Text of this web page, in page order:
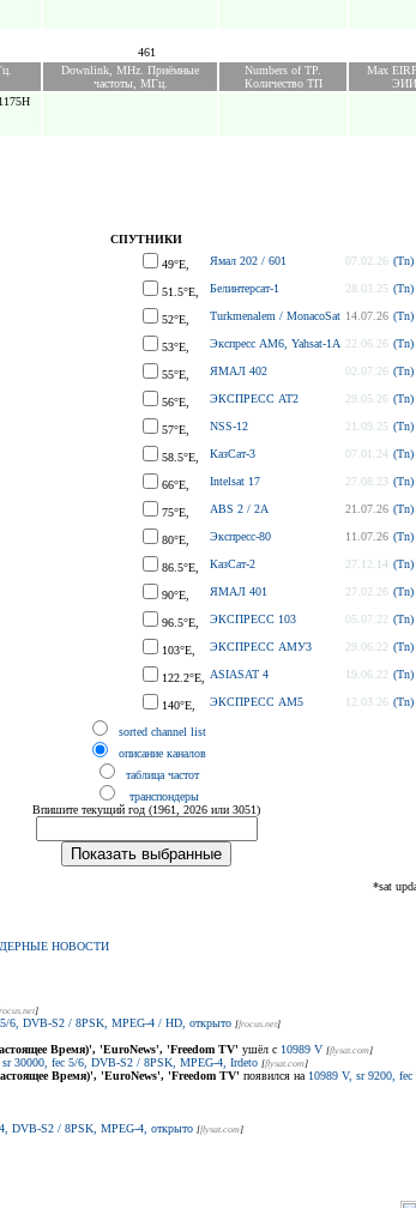
461
Downlink, MHz. Приёмные
частоты, МГц.
Numbers of TP.
Количество ТП
Max
СПУТНИКИ
49°E, Ямал 202 / 601 07.02.26 (Tn)
51.5°E, Белинтерсат-1 28.03.25 (Tn)
52°E, Turkmenalem / MonacoSat 14.07.26 (Tn)
53°E, Экспресс AM6, Yahsat-1A 22.06.26 (Tn)
55°E, ЯМАЛ 402 02.07.26 (Tn)
56°E, ЭКСПРЕСС АТ2 29.05.26 (Tn)
57°E, NSS-12 21.09.25 (Tn)
58.5°E, КазСат-3 07.01.24 (Tn)
66°E, Intelsat 17 27.08.23 (Tn)
75°E, ABS 2 / 2A 21.07.26 (Tn)
80°E, Экспресс-80 11.07.26 (Tn)
86.5°E, КазСат-2 27.12.14 (Tn)
90°E, ЯМАЛ 401 27.02.26 (Tn)
96.5°E, ЭКСПРЕСС 103 05.07.22 (Tn)
103°E, ЭКСПРЕСС АМУ3 29.06.22 (Tn)
122.2°E, ASIASAT 4 19.06.22 (Tn)
140°E, ЭКСПРЕСС AM5 12.03.26 (Tn)
sorted channel list
описание каналов
таблица частот
транспондеры
Впишите текущий год (1961, 2026 или 3051)
*sat
НОВОСТИ
]
6, DVB-S2 / 8PSK, MPEG-4 / HD, открыто [frocus.net]
Время)', 'EuroNews', 'Freedom TV' ушёл с 10989 V [flysat.com]
sr 30000, fec 5/6, DVB-S2 / 8PSK, MPEG-4, Irdeto [flysat.com]
Время)', 'EuroNews', 'Freedom TV' появился на 10989 V, sr 9200,
DVB-S2 / 8PSK, MPEG-4, открыто [flysat.com]